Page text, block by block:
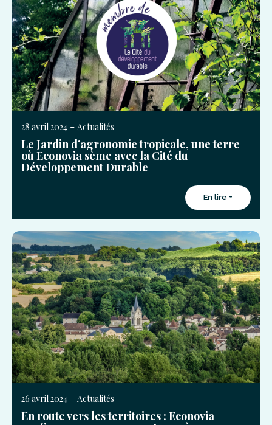
28 avril 2024 - Actualités
Le Jardin d’agronomie tropicale, une terre
où Econovia sème avec la Cité du
Développement Durable
En lire +
26 avril 2024 - Actualités
En route vers les territoires : Econovia